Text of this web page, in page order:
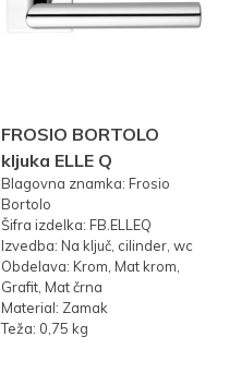
FROSIO BORTOLO
kljuka ELLE Q
Blagovna znamka: Frosio
Bortolo
Šifra izdelka: FB.ELLEQ
Izvedba: Na ključ, cilinder, wc
Obdelava: Krom, Mat krom,
Grafit, Mat črna
Material: Zamak
Teža: 0,75 kg